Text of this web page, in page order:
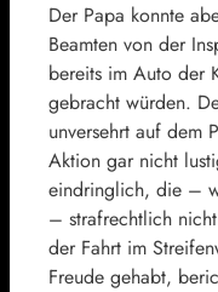
Der Papa konnte
Beamten von der
bereits im Auto der
gebracht würden.
unversehrt auf dem
Aktion gar nicht
eindringlich, die –
– strafrechtlich
der Fahrt im
Freude gehabt,